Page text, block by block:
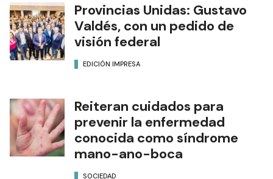
Provincias Unidas: Gustavo
Valdés, con un pedido de
visión federal
EDICIÓN IMPRESA
Reiteran cuidados para
prevenir la enfermedad
conocida como síndrome
mano-ano-boca
SOCIEDAD